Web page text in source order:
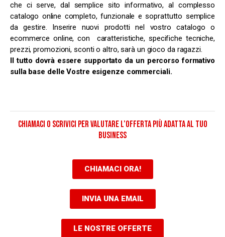
che ci serve, dal semplice sito informativo, al complesso
catalogo online completo, funzionale e soprattutto semplice
da gestire. Inserire nuovi prodotti nel vostro catalogo o
ecommerce online, con caratteristiche, specifiche tecniche,
prezzi, promozioni, sconti o altro, sarà un gioco da ragazzi.
Il tutto dovrà essere supportato da un percorso formativo
sulla base delle Vostre esigenze commerciali.
CHIAMACI O SCRIVICI PER VALUTARE L’OFFERTA PIÙ ADATTA AL TUO
BUSINESS
CHIAMACI ORA!
INVIA UNA EMAIL
LE NOSTRE OFFERTE